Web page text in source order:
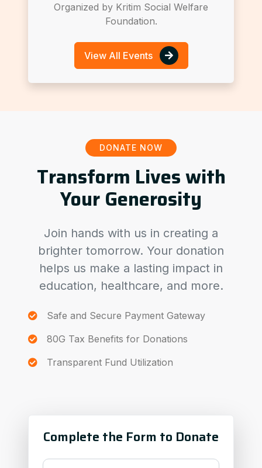
Organized by Kritim Social Welfare
Foundation.
View All Events
DONATE NOW
Transform Lives with
Your Generosity
Join hands with us in creating a
brighter tomorrow. Your donation
helps us make a lasting impact in
education, healthcare, and more.
Safe and Secure Payment Gateway
80G Tax Benefits for Donations
Transparent Fund Utilization
Complete the Form to Donate